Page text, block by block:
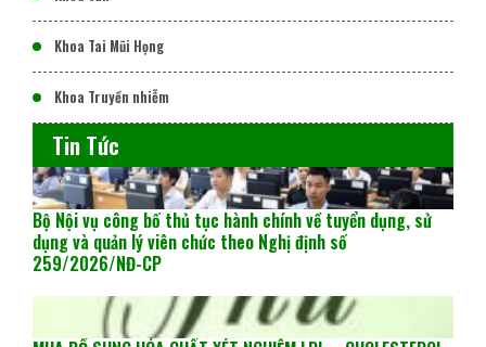
Khoa Tai Mũi Họng
Khoa Truyền nhiễm
Tin Tức
Bộ Nội vụ công bố thủ tục hành chính về tuyển dụng, sử
dụng và quản lý viên chức theo Nghị định số
259/2026/NĐ-CP